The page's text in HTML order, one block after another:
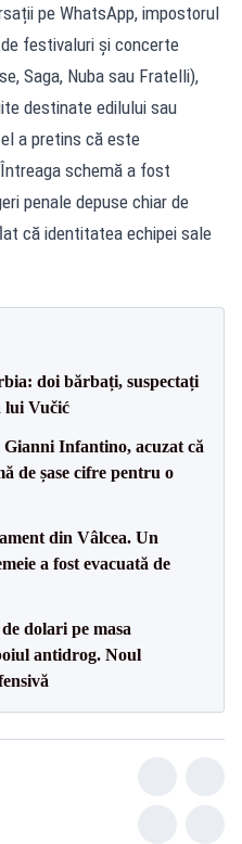
pe WhatsApp, impostorul
festivaluri și concerte
Saga, Nuba sau Fratelli),
destinate edilului sau
a pretins că este
schemă a fost
penale depuse chiar de
că identitatea echipei sale
doi bărbați, suspectați
lui Vučić
Infantino, acuzat că
de șase cifre pentru o
din Vâlcea. Un
a fost evacuată de
dolari pe masa
antidrog. Noul